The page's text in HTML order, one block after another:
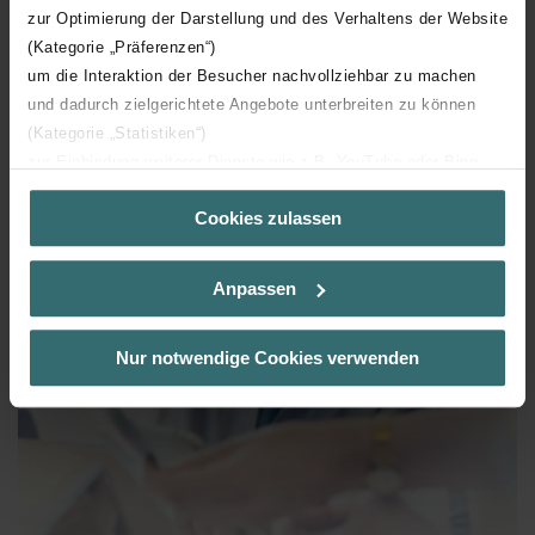
zur Optimierung der Darstellung und des Verhaltens der Website
(Kategorie „Präferenzen“)
um die Interaktion der Besucher nachvollziehbar zu machen
und dadurch zielgerichtete Angebote unterbreiten zu können
(Kategorie „Statistiken“)
(Kategorie „Marketing“)
Über „Details zeigen“ bzw. die Datenschutzerklärung erhalten
Sie weitere Informationen. Durch die Auswahl der Kategorie
der Auswahl von „Statistiken“ willigen Sie ein, dass wir Ihren
Besuchsverlauf auf unserer Website verwenden, um Ihnen die
bestmögliche Nutzererfahrung zu ermöglichen und Ihnen
selbstverständlich über einen Link in der Datenschutzerklärung
Cookies zulassen
Anpassen
Nur notwendige Cookies verwenden
Lees meer